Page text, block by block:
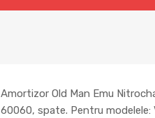
Amortizor Old Man Emu
60060, spate. Pentru modelele: